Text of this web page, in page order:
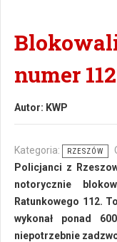
numer 112
Autor: KWP
Kategoria: RZESZÓW
Policjanci z
notorycznie
Ratunkowego 112.
wykonał ponad
niepotrzebnie